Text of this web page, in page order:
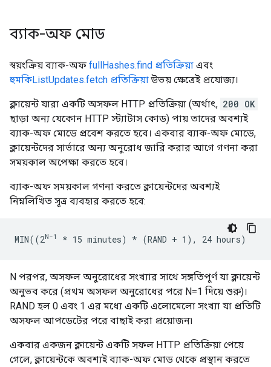
ব্যাক-অফ মোড
স্বয়ংক্রিয় ব্যাক-অফ fullHashes.find প্রতিক্রিয়া এবং
হুমকিListUpdates.fetch প্রতিক্রিয়াউভয় ক্ষেত্রেই প্রযোজ্য।
ক্লায়েন্ট যারা একটি অসফল HTTP প্রতিক্রিয়া (অর্থাৎ, 200 OK
ছাড়া অন্য যেকোন HTTP স্ট্যাটাস কোড) পায় তাদের অবশ্যই
ব্যাক-অফ মোডে প্রবেশ করতে হবে। একবার ব্যাক-অফ মোডে,
ক্লায়েন্টদের সার্ভারে অন্য অনুরোধ জারি করার আগে গণনা করা
সময়কাল অপেক্ষা করতে হবে।
ব্যাক-অফ সময়কাল গণনা করতে ক্লায়েন্টদের অবশ্যই
নিম্নলিখিত সূত্র ব্যবহার করতে হবে:
MIN((2N-1 * 15 minutes) * (RAND + 1), 24 hours)
N পরপর, অসফল অনুরোধের সংখ্যার সাথে সঙ্গতিপূর্ণ যা ক্লায়েন্ট
অনুভব করে (প্রথম অসফল অনুরোধের পরে N=1 দিয়ে শুরু)।
RAND হল 0 এবং 1 এর মধ্যে একটি এলোমেলো সংখ্যা যা প্রতিটি
অসফল আপডেটের পরে বাছাই করা প্রয়োজন৷
একবার একজন ক্লায়েন্ট একটি সফল HTTP প্রতিক্রিয়া পেয়ে
গেলে, ক্লায়েন্টকে অবশ্যই ব্যাক-অফ মোড থেকে প্রস্থান করতে